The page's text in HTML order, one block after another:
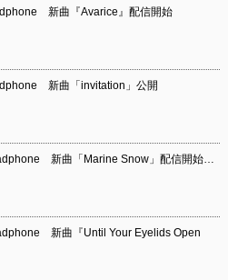
新曲『Avarice』配信開始
新曲「invitation」公開
新曲「Marine Snow」配信開始…
新曲『Until Your Eyelids Open